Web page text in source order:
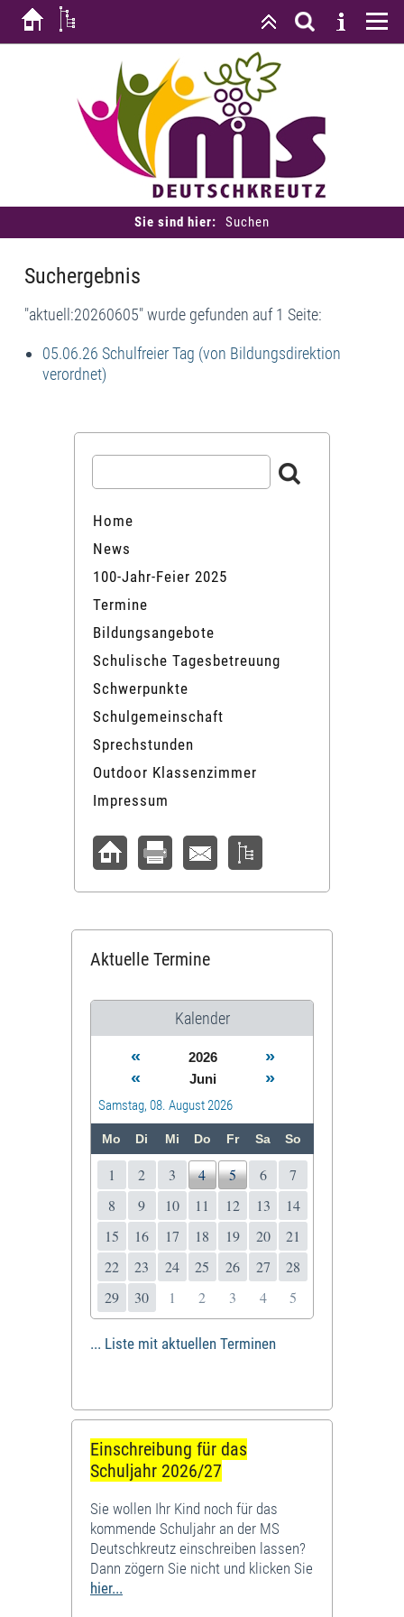
Sie sind hier: Suchen
Suchergebnis
"aktuell:20260605" wurde gefunden auf 1 Seite:
05.06.26 Schulfreier Tag (von Bildungsdirektion
verordnet)
Home
News
100-Jahr-Feier 2025
Termine
Bildungsangebote
Schulische Tagesbetreuung
Schwerpunkte
Schulgemeinschaft
Sprechstunden
Outdoor Klassenzimmer
Impressum
Aktuelle Termine
Kalender
« 2026
»
«
Juni »
Samstag, 08. August 2026
Mo Di Mi Do Fr Sa So
1 2 3 4 5 6
7
8
9 10 11 12 13
14
15
16 17 18 19 20
21
22
23 24 25 26 27
28
29
30 1 2 3 4 5
... Liste mit aktuellen Terminen
Einschreibung für das
Schuljahr 2026/27
Sie wollen Ihr Kind noch für das
kommende Schuljahr an der MS
Deutschkreutz einschreiben lassen?
Dann zögern Sie nicht und klicken Sie
hier...